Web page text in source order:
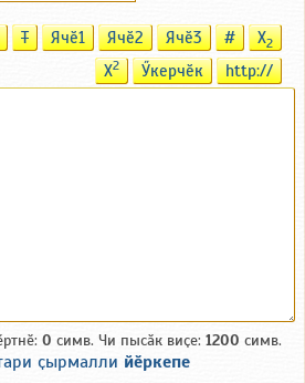
T Ячӗ1 Ячӗ2 Ячӗ3 # X2
X2 Ӳкерчӗк http://
0 симв. Чи пысӑк виҫе: 1200 симв.
ҫырмалли йӗркепе